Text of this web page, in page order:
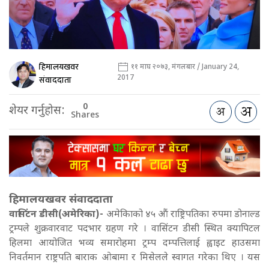
हिमालयखवर
संवाददाता
११ माघ २०७३, मंगलबार / January 24,
2017
शेयर गर्नुहोस: 0
Shares
हिमालयखवर संवाददाता
वासिंटन डीसी(अमेरिका)- अमेकिाको ४५ औं राष्ट्रिपतिका रुपमा डोनाल्ड
ट्रम्पले शुक्रवारवाट पदभार ग्रहण गरे । वासिंटन डीसी स्थित क्यापिटल
हिलमा आयोजित भव्य समारोहमा ट्रम्प दम्पत्तिलाई ह्वाइट हाउसमा
निवर्तमान राष्ट्रपति बाराक ओबामा र मिसेलले स्वागत गरेका थिए । यस